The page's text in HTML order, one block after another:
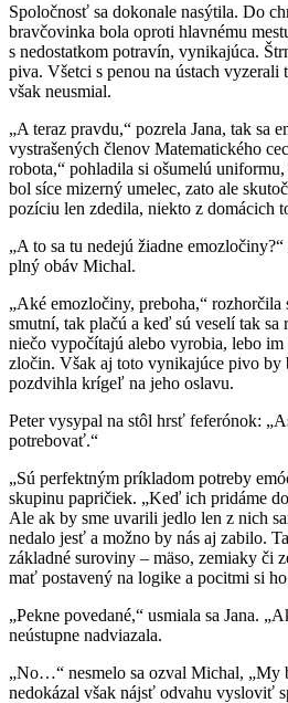
Spoločnosť sa dokonale nasýtila. Do
bravčovinka bola oproti hlavnému
s nedostatkom potravín, vynikajúca.
piva. Všetci s penou na ústach vyzerali
však neusmial.
„A teraz pravdu,“ pozrela Jana, tak sa
vystrašených členov Matematického
robota,“ pohladila si ošumelú
bol síce mizerný umelec, zato ale
pozíciu len zdedila, niekto z domácich
„A to sa tu nedejú žiadne
plný obáv Michal.
„Aké emozločiny, preboha,“ rozhorčila
smutní, tak plačú a keď sú veselí tak sa
niečo vypočítajú alebo vyrobia, lebo im
zločin. Však aj toto vynikajúce pivo by
pozdvihla krígeľ na jeho oslavu.
Peter vysypal na stôl hrsť feferónok:
potrebovať.“
„Sú perfektným príkladom potreby
skupinu papričiek. „Keď ich pridáme
Ale ak by sme uvarili jedlo len z nich
nedalo jesť a možno by nás aj zabilo.
základné suroviny – mäso, zemiaky či
mať postavený na logike a pocitmi si
„Pekne povedané,“ usmiala sa Jana.
neústupne nadviazala.
„No…“ nesmelo sa ozval Michal,
nedokázal však nájsť odvahu vysloviť